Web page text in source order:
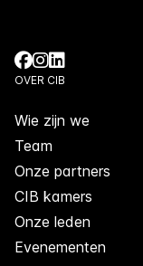
OVER CIB
Wie zijn we
Team
Onze partners
CIB kamers
Onze leden
Evenementen